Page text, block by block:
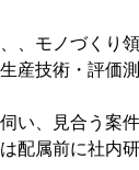
、モノづくり
産技術・評価
い、見合う案
配属前に社内